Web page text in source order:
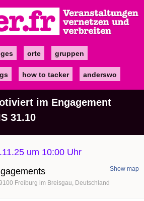
orte gruppen
how to tacker anderswo
im Engagement
31.10
um 10:00 Uhr
Freiburg im Breisgau Deutschland
Show map